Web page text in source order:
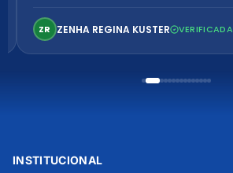
confortável. Perfeito!
ZR ZENHA REGINA KUSTER VERIFICADA
INSTITUCIONAL